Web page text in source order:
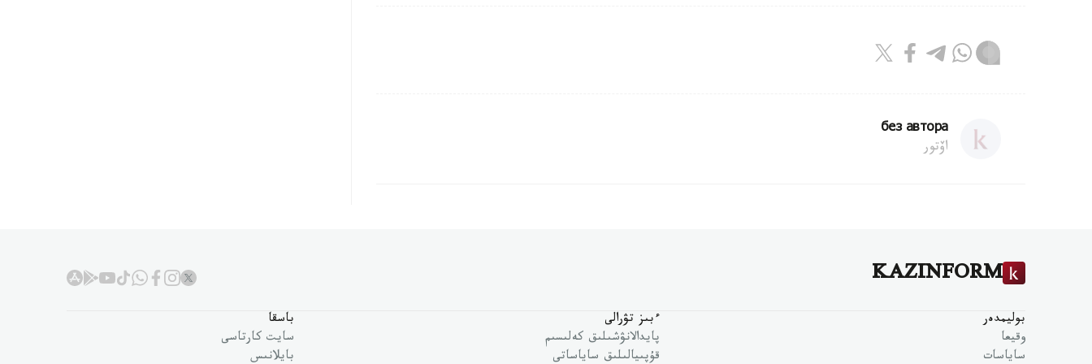
без автора
اۆتور
KAZINFORM
بوليمدەر
وقيعا
ساياسات
ءبىز تۋرالى
پايدالانۋشىلىق كەلىسىم
قۇپىيالىلىق ساياساتى
باسقا
سايت كارتاسى
بايلانىس